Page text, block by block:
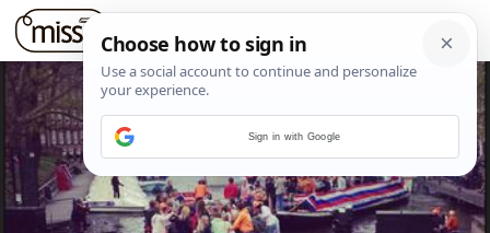
Sign in with Google